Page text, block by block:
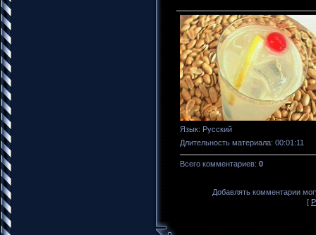
Язык: Русский
Длительность материала: 00:01:11
Всего комментариев: 0
Добавлять комментарии
[